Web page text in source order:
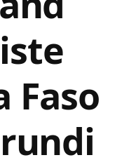
Faso